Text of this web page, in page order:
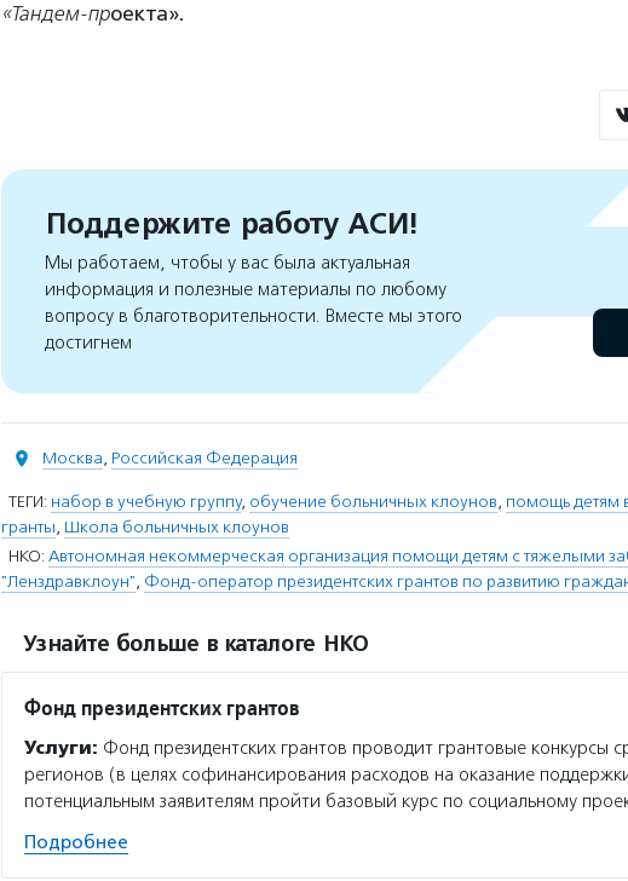
«Тандем-проекта».
Поддержите работу АСИ!
Мы работаем, чтобы у вас была актуальная
информация и полезные материалы по любому
вопросу в благотворительности. Вместе мы этого
достигнем
Москва, Российская Федерация
ТЕГИ: набор в учебную группу, обучение больничных клоунов, помощь детям
гранты, Школа больничных клоунов
НКО: Автономная некоммерческая организация помощи детям с тяжелыми
"Ленздравклоун", Фонд-оператор президентских грантов по развитию
Узнайте больше в каталоге НКО
Фонд президентских грантов
Услуги: Фонд президентских грантов проводит грантовые конкурсы
регионов (в целях софинансирования расходов на оказание
потенциальным заявителям пройти базовый курс по социальному
Подробнее